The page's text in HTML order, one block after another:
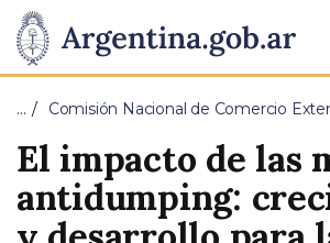
Presidencia
de
la
Nación
Pasar al contenido principal
… Comisión Nacional de Comercio
El impacto de las
antidumping: